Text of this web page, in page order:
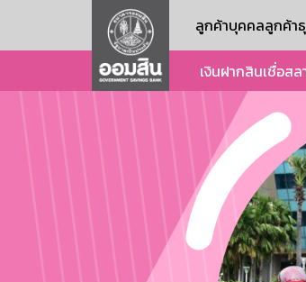
ลูกค้าบุคคลลูกค้า
เงินฝากสินเชื่อสล